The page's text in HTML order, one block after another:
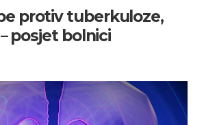
protiv tuberkuloze,
– posjet bolnici